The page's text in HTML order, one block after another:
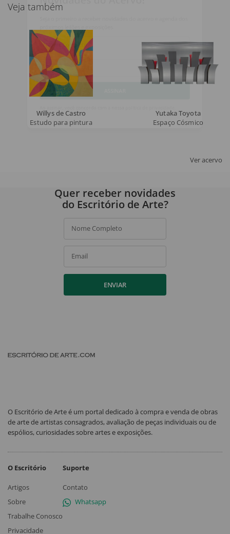
Veja também
Willys de Castro
Estudo para pintura
Yutaka Toyota
Espaço Cósmico
Ver acervo
próximos leilões e exposições.
Nome Completo
Email
Ao assinar, você concorda com a nossa política de privacidade.
Quer receber novidades
do Escritório de Arte?
Nome Completo
Email
ENVIAR
O Escritório de Arte é um portal dedicado à compra e venda de obras
de arte de artistas consagrados, avaliação de peças individuais ou de
espólios, curiosidades sobre artes e exposições.
O Escritório
Artigos
Sobre
Trabalhe Conosco
Privacidade
Suporte
Contato
Whatsapp